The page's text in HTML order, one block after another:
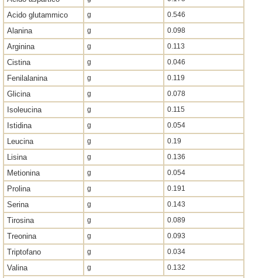
Acido glutammico g 0.546
Alanina g 0.098
Arginina g 0.113
Cistina g 0.046
Fenilalanina g 0.119
Glicina g 0.078
Isoleucina g 0.115
Istidina g 0.054
Leucina g 0.19
Lisina g 0.136
Metionina g 0.054
Prolina g 0.191
Serina g 0.143
Tirosina g 0.089
Treonina g 0.093
Triptofano g 0.034
Valina g 0.132